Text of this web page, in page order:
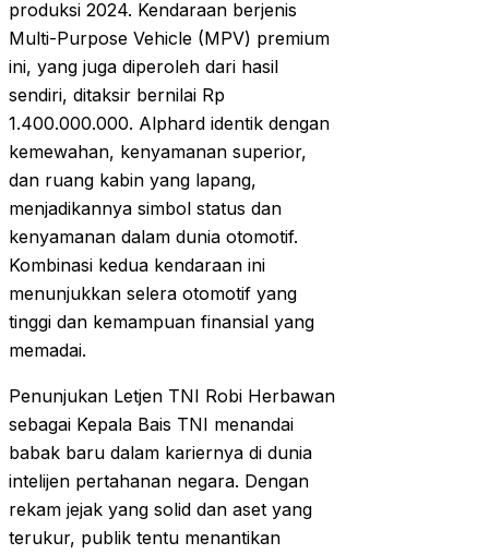
produksi 2024. Kendaraan berjenis
Multi-Purpose Vehicle (MPV) premium
ini, yang juga diperoleh dari hasil
sendiri, ditaksir bernilai Rp
1.400.000.000. Alphard identik dengan
kemewahan, kenyamanan superior,
dan ruang kabin yang lapang,
menjadikannya simbol status dan
kenyamanan dalam dunia otomotif.
Kombinasi kedua kendaraan ini
menunjukkan selera otomotif yang
tinggi dan kemampuan finansial yang
memadai.
Penunjukan Letjen TNI Robi Herbawan
sebagai Kepala Bais TNI menandai
babak baru dalam kariernya di dunia
intelijen pertahanan negara. Dengan
rekam jejak yang solid dan aset yang
terukur, publik tentu menantikan